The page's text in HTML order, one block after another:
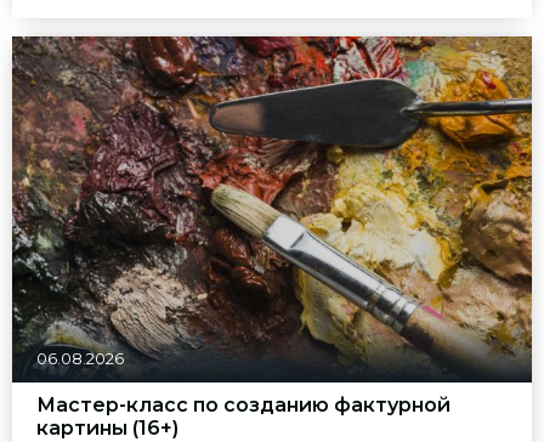
06.08.2026
Мастер-класс по созданию фактурной
картины (16+)